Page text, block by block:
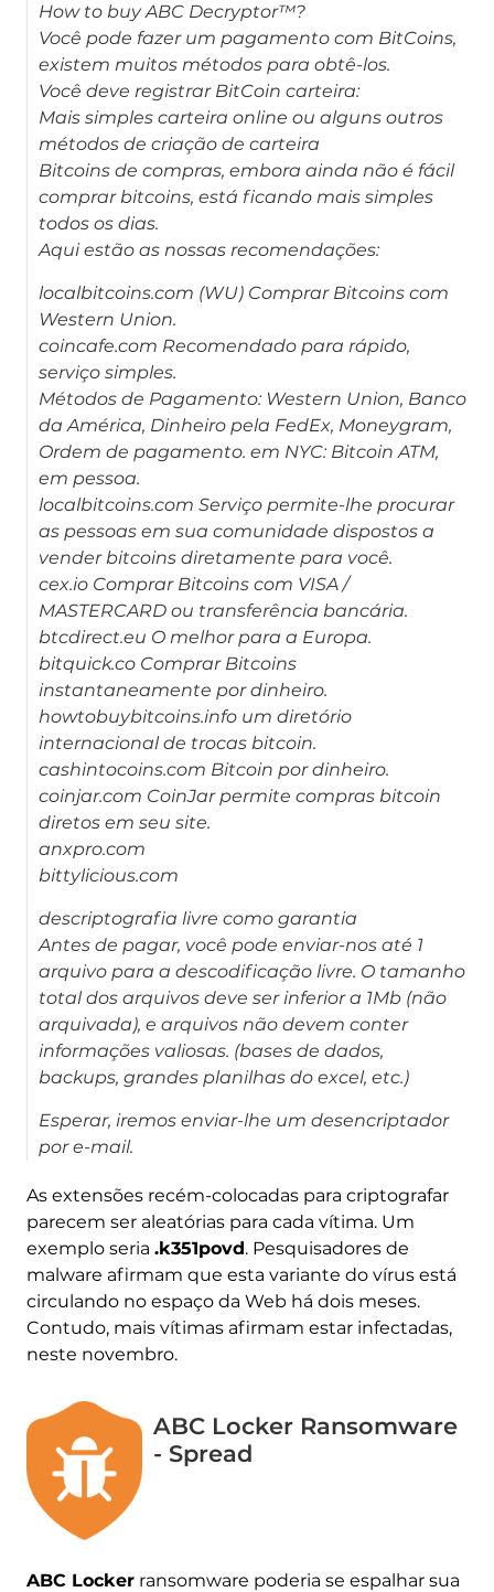
How to buy ABC Decryptor™?
Você pode fazer um pagamento com BitCoins,
existem muitos métodos para obtê-los.
Você deve registrar BitCoin carteira:
Mais simples carteira online ou alguns outros
métodos de criação de carteira
Bitcoins de compras, embora ainda não é fácil
comprar bitcoins, está ficando mais simples
todos os dias.
Aqui estão as nossas recomendações:
localbitcoins.com (WU) Comprar Bitcoins com
Western Union.
coincafe.com Recomendado para rápido,
serviço simples.
Métodos de Pagamento: Western Union, Banco
da América, Dinheiro pela FedEx, Moneygram,
Ordem de pagamento. em NYC: Bitcoin ATM,
em pessoa.
localbitcoins.com Serviço permite-lhe procurar
as pessoas em sua comunidade dispostos a
vender bitcoins diretamente para você.
cex.io Comprar Bitcoins com VISA /
MASTERCARD ou transferência bancária.
btcdirect.eu O melhor para a Europa.
bitquick.co Comprar Bitcoins
instantaneamente por dinheiro.
howtobuybitcoins.info um diretório
internacional de trocas bitcoin.
cashintocoins.com Bitcoin por dinheiro.
coinjar.com CoinJar permite compras bitcoin
diretos em seu site.
anxpro.com
bittylicious.com
descriptografia livre como garantia
Antes de pagar, você pode enviar-nos até 1
arquivo para a descodificação livre. O tamanho
total dos arquivos deve ser inferior a 1Mb (não
arquivada), e arquivos não devem conter
informações valiosas. (bases de dados,
backups, grandes planilhas do excel, etc.)
Esperar, iremos enviar-lhe um desencriptador
por e-mail.
As extensões recém-colocadas para criptografar
parecem ser aleatórias para cada vítima. Um
exemplo seria .k351povd. Pesquisadores de
malware afirmam que esta variante do vírus está
circulando no espaço da Web há dois meses.
Contudo, mais vítimas afirmam estar infectadas,
neste novembro.
ABC Locker Ransomware
- Spread
ABC Lockerransomware poderia se espalhar sua